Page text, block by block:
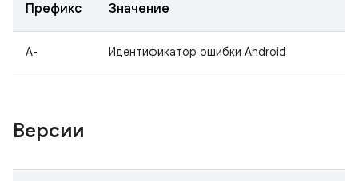
Префикс Значение
A- Идентификатор ошибки Android
Версии